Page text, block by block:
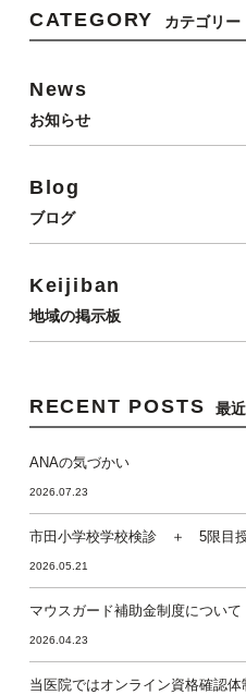
CATEGORY カテゴリー
News
お知らせ
Blog
ブログ
Keijiban
地域の掲示板
RECENT POSTS 最
ANAの気づかい
2026.07.23
市田小学校学校検診 ＋ 5限目
2026.05.21
マウスガード補助金制度について
2026.04.23
当医院ではオンライン資格確認体